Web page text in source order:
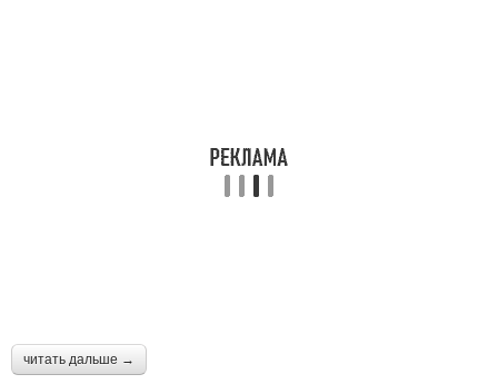
читать дальше →